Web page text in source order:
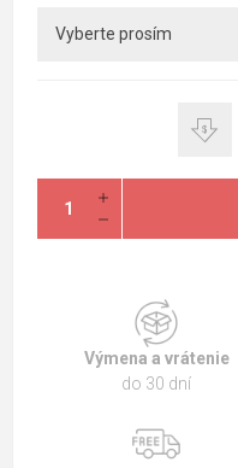
Výmena a vrátenie
do 30 dní